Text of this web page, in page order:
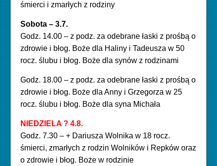
śmierci i zmarłych z rodziny
Sobota – 3.7.
Godz. 14.00 – z podz. za odebrane łaski z prośbą o
zdrowie i błog. Boże dla Haliny i Tadeusza w 50
rocz. ślubu i błog. Boże dla synów z rodzinami
Godz. 18.00 – z podz. za odebrane łaski z prośbą o
zdrowie i błog. Boże dla Anny i Grzegorza w 25
rocz. ślubu i błog. Boże dla syna Michała
NIEDZIELA ? 4.8.
Godz. 7.30 – + Dariusza Wolnika w 18 rocz.
śmierci, zmarłych z rodzin Wolników i Repków oraz
o zdrowie i błog. Boże w rodzinie